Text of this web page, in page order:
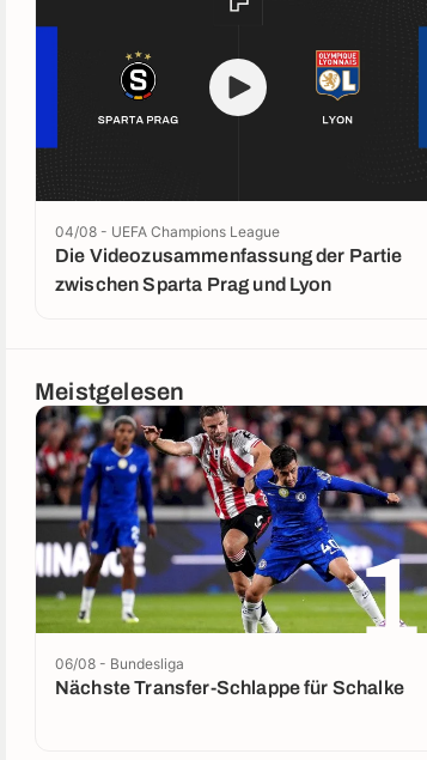
Die Videozusammenfassung der Partie
zwischen Sparta Prag und Lyon
04/08 - UEFA Champions League
Meistgelesen
1
Nächste Transfer-Schlappe für Schalke
06/08 - Bundesliga